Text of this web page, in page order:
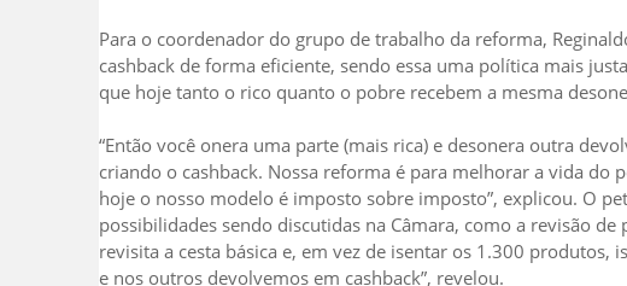
Para o coordenador do grupo de trabalho da reforma,
cashback de forma eficiente, sendo essa uma política mais
que hoje tanto o rico quanto o pobre recebem a mesma
“Então você onera uma parte (mais rica) e desonera outra
criando o cashback. Nossa reforma é para melhorar a vida do
hoje o nosso modelo é imposto sobre imposto”, explicou. O
possibilidades sendo discutidas na Câmara, como a revisão de
revisita a cesta básica e, em vez de isentar os 1.300
e nos outros devolvemos em cashback”, revelou.